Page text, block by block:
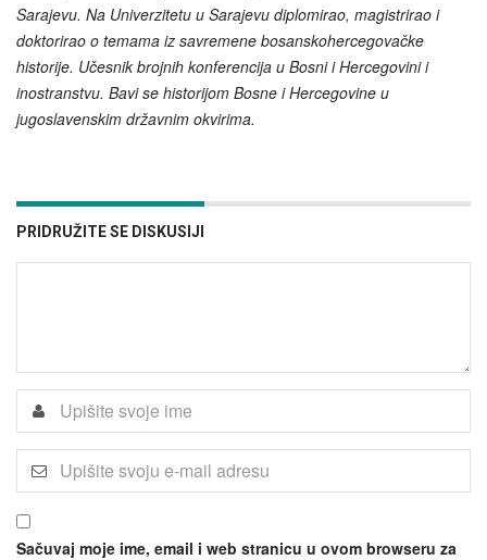
Sarajevu. Na Univerzitetu u Sarajevu diplomirao, magistrirao i
doktorirao o temama iz savremene bosanskohercegovačke
historije. Učesnik brojnih konferencija u Bosni i Hercegovini i
inostranstvu. Bavi se historijom Bosne i Hercegovine u
jugoslavenskim državnim okvirima.
PRIDRUŽITE SE DISKUSIJI
Sačuvaj moje ime, email i web stranicu u ovom browseru za